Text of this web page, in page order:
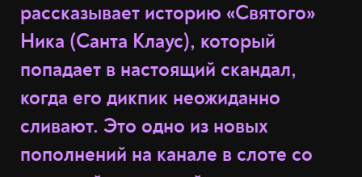
рассказывает историю «Святого»
Ника (Санта Клаус), который
попадает в настоящий скандал,
когда его дикпик неожиданно
сливают. Это одно из новых
пополнений на канале в слоте со